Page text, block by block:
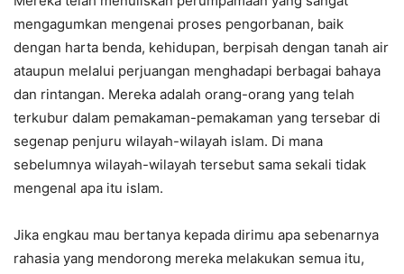
mengagumkan mengenai proses pengorbanan, baik
dengan harta benda, kehidupan, berpisah dengan tanah air
ataupun melalui perjuangan menghadapi berbagai bahaya
dan rintangan. Mereka adalah orang-orang yang telah
terkubur dalam pemakaman-pemakaman yang tersebar di
segenap penjuru wilayah-wilayah islam. Di mana
sebelumnya wilayah-wilayah tersebut sama sekali tidak
mengenal apa itu islam.
Jika engkau mau bertanya kepada dirimu apa sebenarnya
rahasia yang mendorong mereka melakukan semua itu,